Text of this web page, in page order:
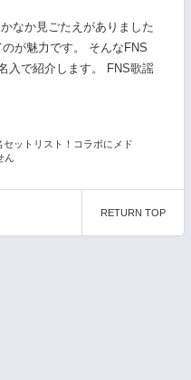
なか見ごたえがありました
が魅力です。 そんなFNS
入で紹介します。 FNS歌謡
ットリスト！コラボにメド
ん
RETURN TOP